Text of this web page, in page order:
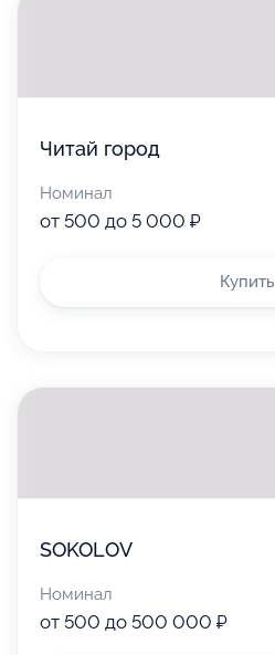
Читай город
Номинал
от 500 до 5 000 ₽
Купить
SOKOLOV
Номинал
от 500 до 500 000 ₽